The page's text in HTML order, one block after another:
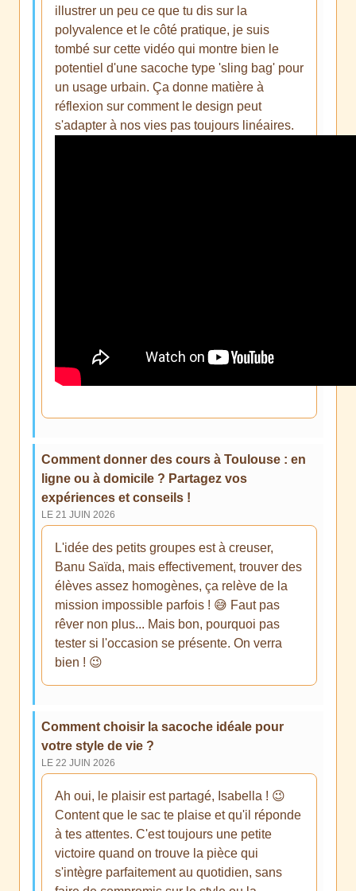
illustrer un peu ce que tu dis sur la
polyvalence et le côté pratique, je suis
tombé sur cette vidéo qui montre bien le
potentiel d'une sacoche type 'sling bag' pour
un usage urbain. Ça donne matière à
réflexion sur comment le design peut
s'adapter à nos vies pas toujours linéaires.
Comment donner des cours à Toulouse : en
ligne ou à domicile ? Partagez vos
expériences et conseils !
LE 21 JUIN 2026
L'idée des petits groupes est à creuser,
Banu Saïda, mais effectivement, trouver des
élèves assez homogènes, ça relève de la
mission impossible parfois ! 😅 Faut pas
rêver non plus... Mais bon, pourquoi pas
tester si l'occasion se présente. On verra
bien ! 😉
Comment choisir la sacoche idéale pour
votre style de vie ?
LE 22 JUIN 2026
Ah oui, le plaisir est partagé, Isabella ! 😉
Content que le sac te plaise et qu'il réponde
à tes attentes. C'est toujours une petite
victoire quand on trouve la pièce qui
s'intègre parfaitement au quotidien, sans